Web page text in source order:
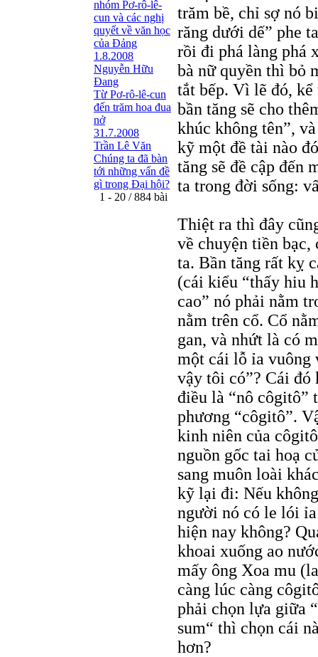
nhóm Pơ-rô-lê-
cun và các nghị
quyết về văn học
của Đảng
1.8.2008
Nguyễn Hữu
Đang
Từ Pơ-rô-lê-cun
đến trăm hoa đua
nở
31.7.2008
Trần Lê Văn
Chúng ta đã bàn
tới những vấn đề
gì trong Đại hội?
1 - 20 / 884 bài
trăm bề, chỉ sợ nó
răng dưới dế” phe
rồi đi phá làng phá
bà nữ quyền thì bỏ
tắt bếp. Vì lẽ đó,
bần tăng sẽ cho
khúc không tên”,
kỹ một đề tài nào
tăng sẽ đề cập đến
ta trong đời sống:
Thiệt ra thì đây
về chuyện tiền bạc,
ta. Bần tăng rất kỵ
(cái kiểu “thấy hiu
cao” nó phải nằm
nằm trên cổ. Cổ
gan, và nhứt là có
một cái lỗ ỉa vuông
vậy tôi có”? Cái đó
điều là “nô côgitô”
phương “côgitô”.
kinh niên của
nguồn gốc tai hoạ
sang muôn loài
kỹ lại đi: Nếu
người nó có le lói
hiện nay không?
khoai xuống ao
mấy ông Xoa mu
càng lúc càng
phải chọn lựa giữa
sum“ thì chọn cái
hơn?